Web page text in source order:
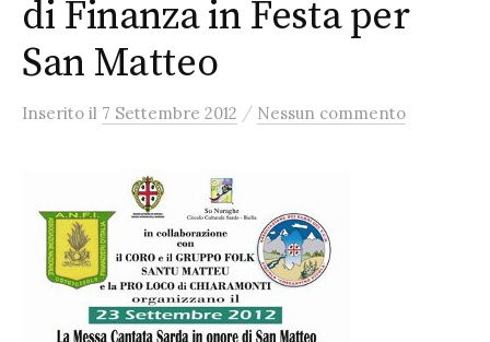
di Finanza in Festa per
San Matteo
Inserito il 7 Settembre 2012 / Nessun commento